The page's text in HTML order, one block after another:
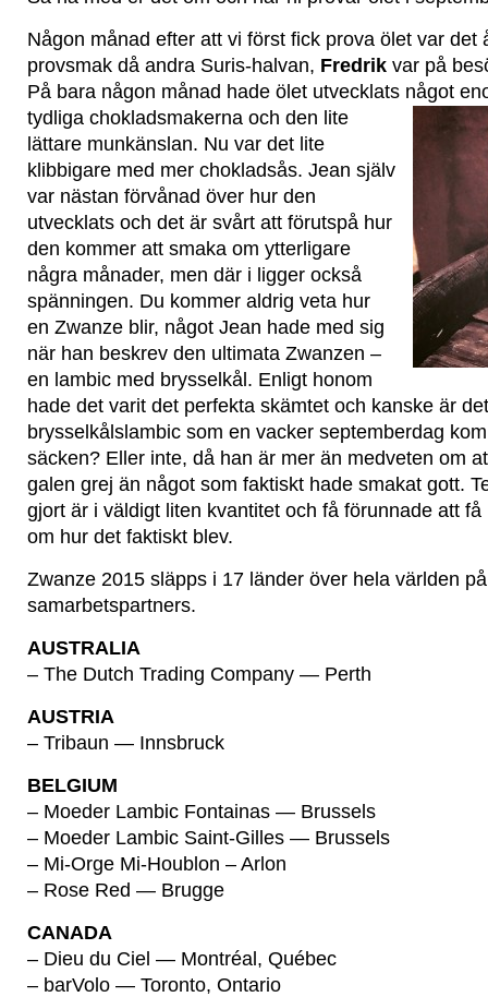
Någon månad efter att vi först fick prova ölet var det
provsmak då andra Suris-halvan, Fredrik var på
På bara någon månad hade ölet utvecklats något
tydliga chokladsmakerna och den lite
lättare munkänslan. Nu var det lite
klibbigare med mer chokladsås. Jean själv
var nästan förvånad över hur den
utvecklats och det är svårt att förutspå hur
den kommer att smaka om ytterligare
några månader, men där i ligger också
spänningen. Du kommer aldrig veta hur
en Zwanze blir, något Jean hade med sig
när han beskrev den ultimata Zwanzen –
en lambic med brysselkål. Enligt honom
hade det varit det perfekta skämtet och kanske är
brysselkålslambic som en vacker septemberdag
säcken? Eller inte, då han är mer än medveten om
galen grej än något som faktiskt hade smakat gott.
gjort är i väldigt liten kvantitet och få förunnade att
om hur det faktiskt blev.
Zwanze 2015 släpps i 17 länder över hela världen
samarbetspartners.
AUSTRALIA
– The Dutch Trading Company — Perth
AUSTRIA
– Tribaun — Innsbruck
BELGIUM
– Moeder Lambic Fontainas — Brussels
– Moeder Lambic Saint-Gilles — Brussels
– Mi-Orge Mi-Houblon – Arlon
– Rose Red — Brugge
CANADA
– Dieu du Ciel — Montréal, Québec
– barVolo — Toronto, Ontario